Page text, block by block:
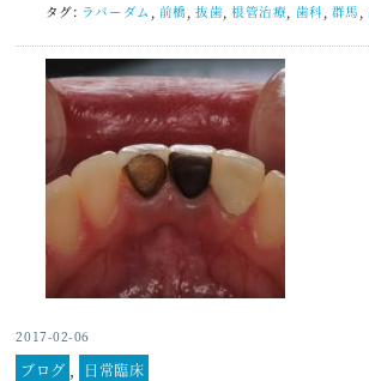
タグ: ラバーダム 前橋 抜歯 ,根管治療 歯科 群馬
2017-02-06
ブログ 日常臨床